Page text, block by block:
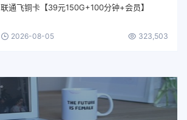
联通飞铜卡【39元150G+100分钟+会员】
2026-08-05 323,503